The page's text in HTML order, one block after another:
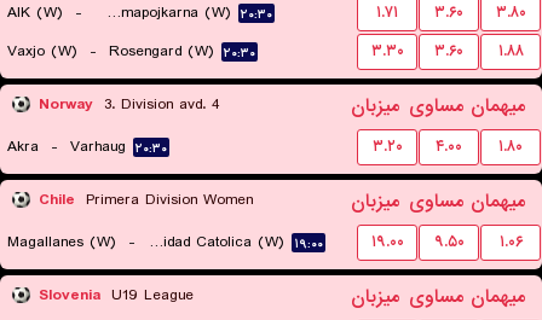
AIK (W) - Brommapojkarna (W) ۲۰:۳۰ ۱.۷۱ ۳.۶۰
۳.۸۰
Vaxjo (W) - Rosengard (W) ۲۰:۳۰ ۳.۳۰ ۳.۶۰ ۱.۸۸
Norway 3. Division avd. 4 میزبان مساوی میهمان
Akra - Varhaug ۲۰:۳۰ ۳.۲۰ ۴.۰۰ ۱.۸۰
Chile Primera Division Women میزبان مساوی میهمان
Magallanes (W) - Universidad Catolica (W) ۱۹:۰۰ ۱۹.۰۰ ۹.۵۰ ۱.۰۶
Slovenia U19 League میزبان مساوی میهمان